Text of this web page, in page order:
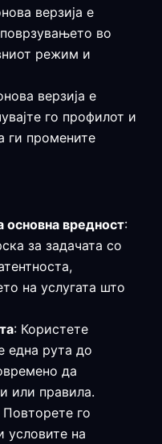
верзија е
во
режим и
верзија е
го профилот и
ги промените
основна вредност:
за задачата со
на услугата што
: Користете
една рута до
да
или правила.
Повторете го
условите на